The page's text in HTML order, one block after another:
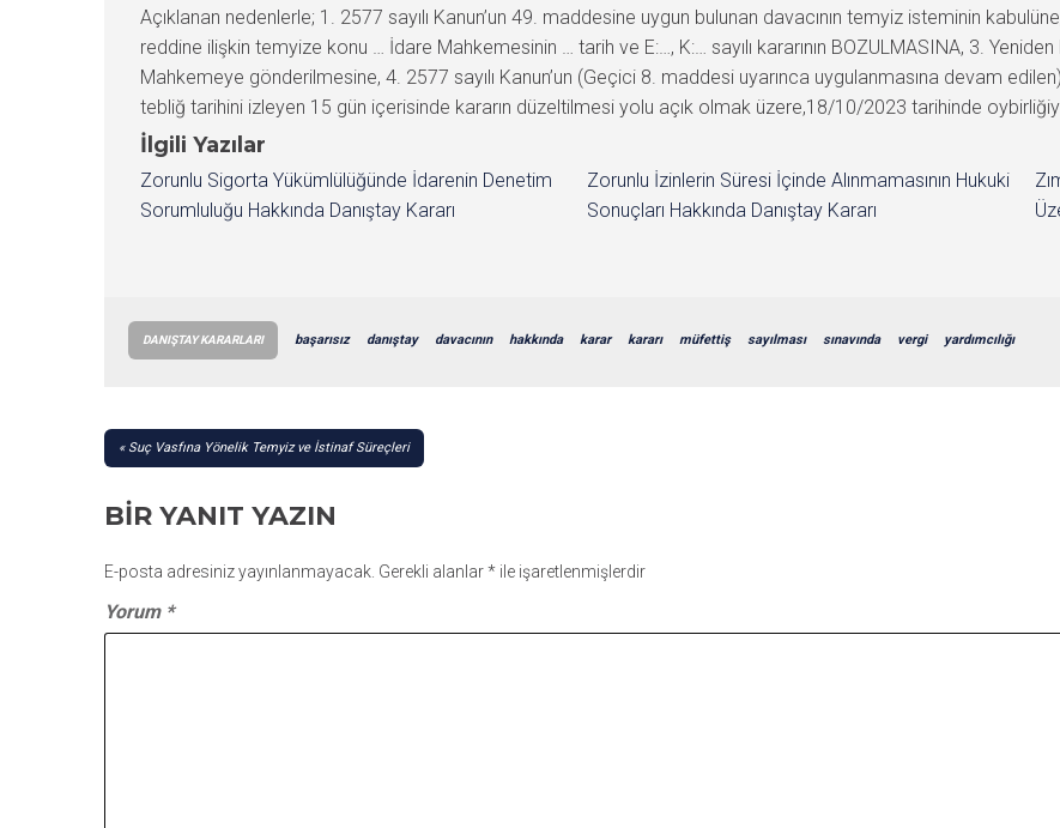
Açıklanan nedenlerle; 1. 2577 sayılı Kanun’un 49. maddesine uygun bulunan davacının temyiz isteminin
reddine ilişkin temyize konu … İdare Mahkemesinin … tarih ve E:…, K:… sayılı kararının BOZULMASINA, 3.
Mahkemeye gönderilmesine, 4. 2577 sayılı Kanun’un (Geçici 8. maddesi uyarınca uygulanmasına devam
tebliğ tarihini izleyen 15 gün içerisinde kararın düzeltilmesi yolu açık olmak üzere,18/10/2023 tarihinde
İlgili Yazılar
Zorunlu Sigorta Yükümlülüğünde İdarenin Denetim
Sorumluluğu Hakkında Danıştay Kararı
Zorunlu İzinlerin Süresi İçinde Alınmamasının Hukuki
Sonuçları Hakkında Danıştay Kararı
DANIŞTAY KARARLARI başarısız danıştay davacının hakkında karar kararı müfettiş sayılması sınavında vergi yardımcılığı
YAZI
Suç Vasfına Yönelik Temyiz ve İstinaf Süreçleri
BIR YANIT YAZIN
E-posta adresiniz yayınlanmayacak. Gerekli alanlar* ile işaretlenmişlerdir
Yorum *